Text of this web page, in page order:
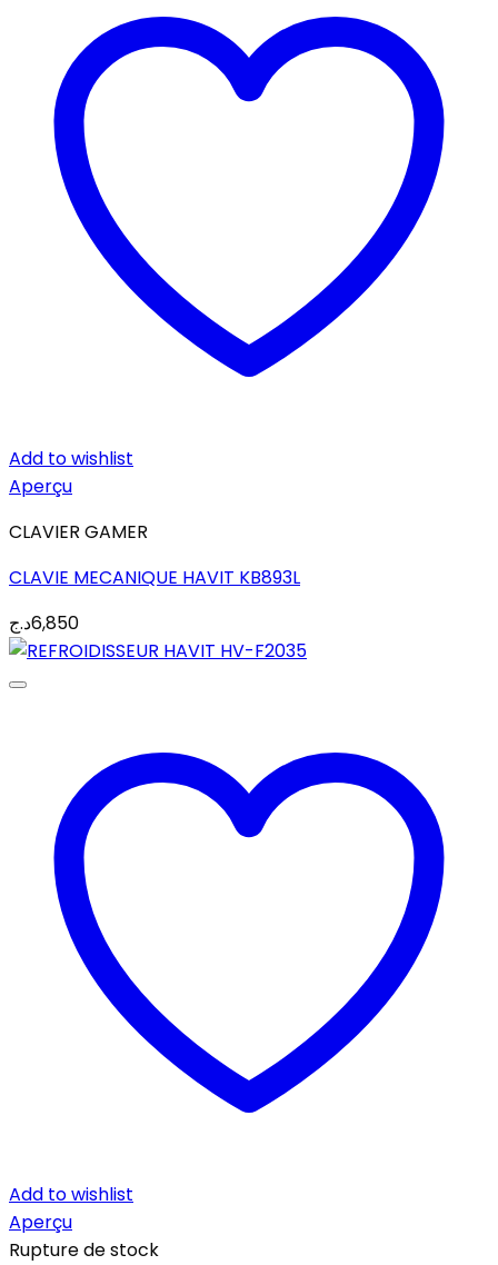
Add to wishlist
Aperçu
CLAVIER GAMER
CLAVIE MECANIQUE HAVIT KB893L
6,850د.ج
Add to wishlist
Aperçu
Rupture de stock